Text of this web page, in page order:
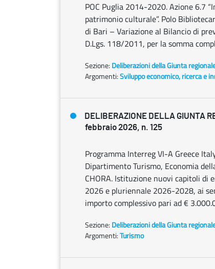
POC Puglia 2014-2020. Azione 6.7
patrimonio culturale”. Polo
di Bari – Variazione al Bilancio di
D.Lgs. 118/2011, per la somma
Sezione: Deliberazioni della Giunta
Argomenti:Sviluppo economico, ricerca e
DELIBERAZIONE DELLA GIUNTA
febbraio 2026, n. 125
Programma Interreg VI-A Greece
Dipartimento Turismo, Economia
CHORA. Istituzione nuovi capitoli di
2026 e pluriennale 2026-2028, ai
importo complessivo pari ad €
Sezione: Deliberazioni della Giunta
Argomenti:Turismo